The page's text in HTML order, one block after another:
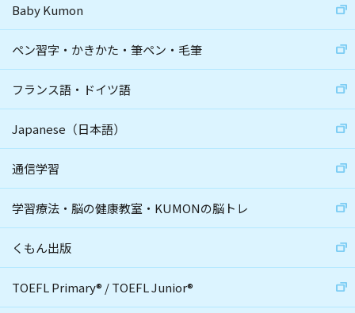
Baby Kumon
ペン習字・かきかた・筆ペン・毛筆
フランス語・ドイツ語
Japanese（日本語）
通信学習
学習療法・脳の健康教室・KUMONの脳トレ
くもん出版
TOEFL Primary® /TOEFL Junior®